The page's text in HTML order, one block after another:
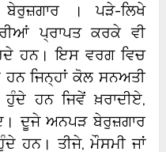
। ਪੜੇ-ਲਿਖੇ
ਪ੍ਰਾਪਤ ਕਰਕੇ ਵੀ
ਹਨ। ਇਸ ਵਰਗ ਵਿਚ
ਜਿਨ੍ਹਾਂ ਕੋਲ ਸਨਅਤੀ
ਹੁੰਦੇ ਹਨ ਜਿਵੇਂ ਖ਼ਰਾਦੀਏ,
ਦੂਜੇ ਅਨਪੜ ਬੇਰੁਜ਼ਗਾਰ
ਹਨ। ਤੀਜੇ, ਮੌਸਮੀ ਜਾਂ